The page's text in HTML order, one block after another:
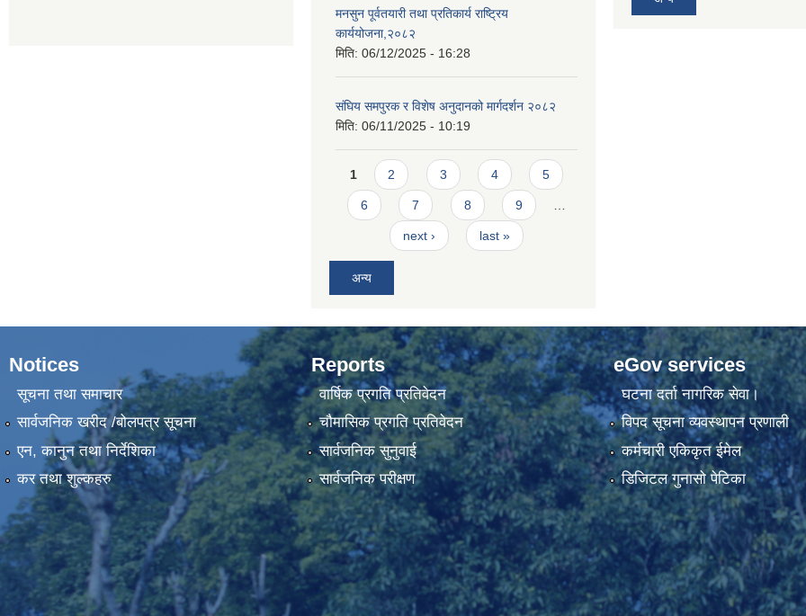
मनसुन पूर्वतयारी तथा प्रतिकार्य राष्ट्रिय
कार्ययोजना,२०८२
मिति: 06/12/2025 - 16:28
संघिय समपुरक र विशेष अनुदानको मार्गदर्शन २०८२
मिति: 06/11/2025 - 10:19
Pages
1 2 3 4 5
6 7 8 9
next › last »
अन्य
Notices
सूचना तथा समाचार
सार्वजनिक खरीद /बोलपत्र सूचना
एन, कानुन तथा निर्देशिका
कर तथा शुल्कहरु
Reports
वार्षिक प्रगति प्रतिवेदन
चौमासिक प्रगति प्रतिवेदन
सार्वजनिक सुनुवाई
सार्वजनिक परीक्षण
eGov services
घटना दर्ता नागरिक सेवा।
विपद सूचना व्यवस्थापन प्रणाली
कर्मचारी एकिकृत ईमेल
डिजिटल गुनासो पेटिका